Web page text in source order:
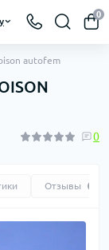
0
autofem
0
Отзывы